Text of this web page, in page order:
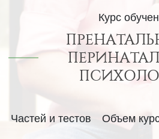
Курс
Частей и тестов Объем